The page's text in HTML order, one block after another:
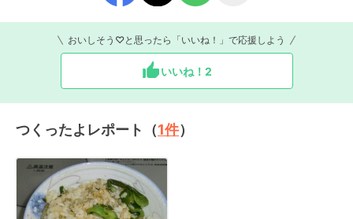
おいしそう♡と思ったら「いいね！」で応援しよう
いいね！ 2
つくったよレポート（1件）